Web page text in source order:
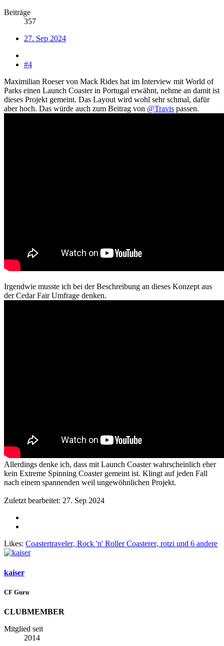
Beiträge
357
27. Sep 2024
#4
Maximilian Roeser von Mack Rides hat im Interview mit World of
Parks einen Launch Coaster in Portugal erwähnt, nehme an damit ist
dieses Projekt gemeint. Das Layout wird wohl sehr schmal, dafür
aber hoch. Das würde auch zum Beitrag von @Travis passen.
Irgendwie musste ich bei der Beschreibung an dieses Konzept aus
der Cedar Fair Umfrage denken.
Allerdings denke ich, dass mit Launch Coaster wahrscheinlich eher
kein Extreme Spinning Coaster gemeint ist. Klingt auf jeden Fall
nach einem spannenden weil ungewöhnlichen Projekt.
Zuletzt bearbeitet: 27. Sep 2024
Likes: Coastertraveler, Rock 'n' Roller Coasterer, rotzi und 6 andere
kaiser
CF Guru
CLUBMEMBER
Mitglied seit
2014